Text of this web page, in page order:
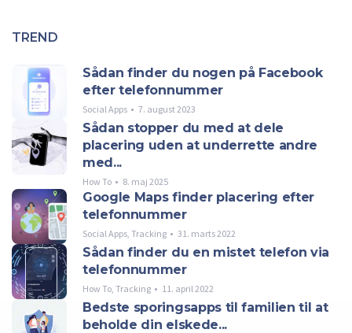
TREND
Sådan finder du nogen på Facebook
efter telefonnummer
Social Apps 7. august 2023
Sådan stopper du med at dele
placering uden at underrette andre
med...
How To 8. maj 2025
Google Maps finder placering efter
telefonnummer
Social Apps, Tracking 31. marts 2022
Sådan finder du en mistet telefon via
telefonnummer
How To, Tracking 11. april 2022
Bedste sporingsapps til familien til at
beholde din elskede...